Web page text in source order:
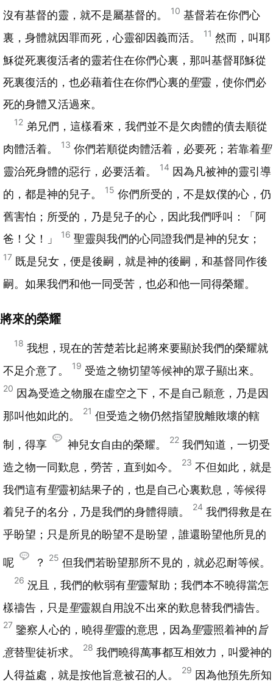
沒有基督的靈，就不是屬基督的。
10 基督若在你們心
裏，身體就因罪而死，心靈卻因義而活。
11 然而，叫耶
穌從死裏復活者的靈若住在你們心裏，那叫基督耶穌從
死裏復活的，也必藉着住在你們心裏的聖靈，使你們必
死的身體又活過來。
12 弟兄們，這樣看來，我們並不是欠肉體的債去順從
肉體活着。
13 你們若順從肉體活着，必要死；若靠着聖
靈治死身體的惡行，必要活着。
14 因為凡被神的靈引導
的，都是神的兒子。
15 你們所受的，不是奴僕的心，仍
舊害怕；所受的，乃是兒子的心，因此我們呼叫：「阿
爸！父！」
16 聖靈與我們的心同證我們是神的兒女；
17 既是兒女，便是後嗣，就是神的後嗣，和基督同作後
嗣。如果我們和他一同受苦，也必和他一同得榮耀。
將來的榮耀
18 我想，現在的苦楚若比起將來要顯於我們的榮耀就
不足介意了。
19 受造之物切望等候神的眾子顯出來。
20 因為受造之物服在虛空之下，不是自己願意，乃是因
那叫他如此的。
21 但受造之物仍然指望脫離敗壞的轄
制，得享 神兒女自由的榮耀。 22 我們知道，一切受
造之物一同歎息，勞苦，直到如今。
23 不但如此，就是
我們這有聖靈初結果子的，也是自己心裏歎息，等候得
着兒子的名分，乃是我們的身體得贖。
24 我們得救是在
乎盼望；只是所見的盼望不是盼望，誰還盼望他所見的
呢 ？ 25 但我們若盼望那所不見的，就必忍耐等候。
26 況且，我們的軟弱有聖靈幫助；我們本不曉得當怎
樣禱告，只是聖靈親自用說不出來的歎息替我們禱告。
27 鑒察人心的，曉得聖靈的意思，因為聖靈照着神的旨
意替聖徒祈求。 28 我們曉得萬事都互相效力，叫愛神的
人得益處，就是按他旨意被召的人。
29 因為他預先所知